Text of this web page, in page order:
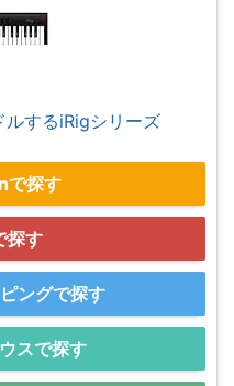
するiRigシリーズ
で探す
探す
ングで探す
スで探す